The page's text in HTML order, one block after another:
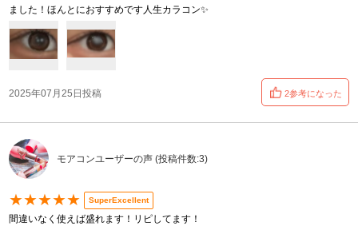
ました！ほんとにおすすめです人生カラコン✨
2025年07月25日投稿 2参考になった
モアコンユーザーの声 (投稿件数:3)
★★★★★ SuperExcellent
間違いなく使えば盛れます！リピしてます！